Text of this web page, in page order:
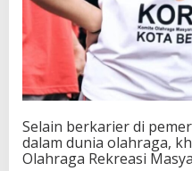
Selain berkarier di
dalam dunia olahraga,
Olahraga Rekreasi